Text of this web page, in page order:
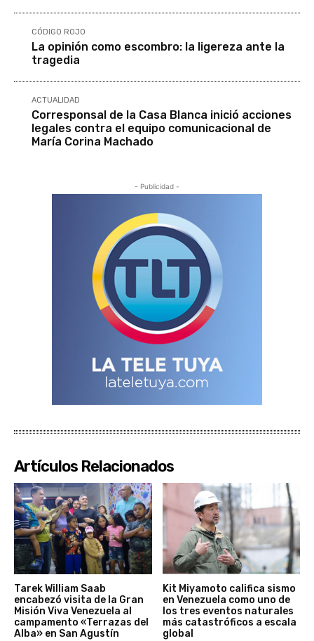
CÓDIGO ROJO
La opinión como escombro: la ligereza ante la
tragedia
ACTUALIDAD
Corresponsal de la Casa Blanca inició acciones
legales contra el equipo comunicacional de
María Corina Machado
- Publicidad -
Artículos Relacionados
Tarek William Saab
encabezó visita de la Gran
Misión Viva Venezuela al
campamento «Terrazas del
Alba» en San Agustín
Kit Miyamoto califica sismo
en Venezuela como uno de
los tres eventos naturales
más catastróficos a escala
global